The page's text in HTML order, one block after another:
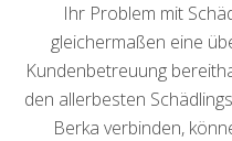
Ihr Problem mit
gleichermaßen eine
Kundenbetreuung
den allerbesten
Berka verbinden,